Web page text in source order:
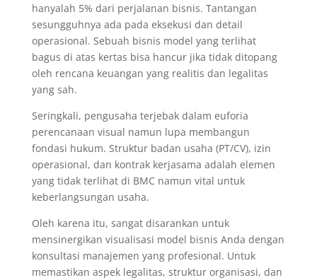
hanyalah 5% dari perjalanan bisnis. Tantangan
sesungguhnya ada pada eksekusi dan detail
operasional. Sebuah bisnis model yang terlihat
bagus di atas kertas bisa hancur jika tidak ditopang
oleh rencana keuangan yang realitis dan legalitas
yang sah.
Seringkali, pengusaha terjebak dalam euforia
perencanaan visual namun lupa membangun
fondasi hukum. Struktur badan usaha (PT/CV), izin
operasional, dan kontrak kerjasama adalah elemen
yang tidak terlihat di BMC namun vital untuk
keberlangsungan usaha.
Oleh karena itu, sangat disarankan untuk
mensinergikan visualisasi model bisnis Anda dengan
konsultasi manajemen yang profesional. Untuk
memastikan aspek legalitas, struktur organisasi, dan